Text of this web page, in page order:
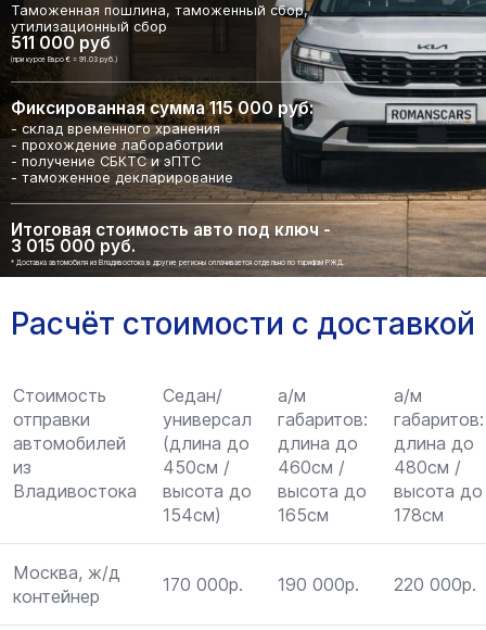
Таможенная пошлина, таможенный сбор,
утилизационный сбор
511 000 руб
(при курсе Евро € = 91.03 руб.)
Фиксированная сумма 115 000 руб:
- склад временного хранения
- прохождение лабоработрии
- получение СБКТС и эПТС
- таможенное декларирование
Итоговая стоимость авто под ключ -
3 015 000 руб.
* Доставка автомобиля из Владивостока в другие регионы оплачивается отдельно по тарифам РЖД.
Расчёт стоимости с доставкой
Стоимость
отправки
автомобилей
из
Владивостока
Седан/
универсал
(длина до
450см /
высота до
154см)
а/м
габаритов:
длина до
460см /
высота до
165см
а/м
габаритов:
длина до
480см /
высота до
178см
Москва, ж/д
контейнер
170 000р. 190 000р. 220 000р.